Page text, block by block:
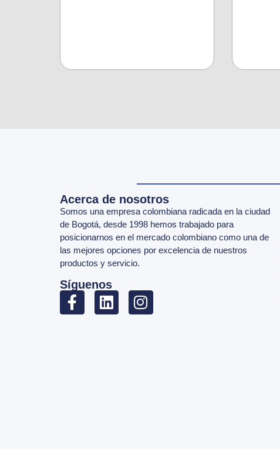
Acerca de nosotros
Somos una empresa colombiana radicada en la ciudad
de Bogotá, desde 1998 hemos trabajado para
posicionarnos en el mercado colombiano como una de
las mejores opciones por excelencia de nuestros
productos y servicio.
Síguenos